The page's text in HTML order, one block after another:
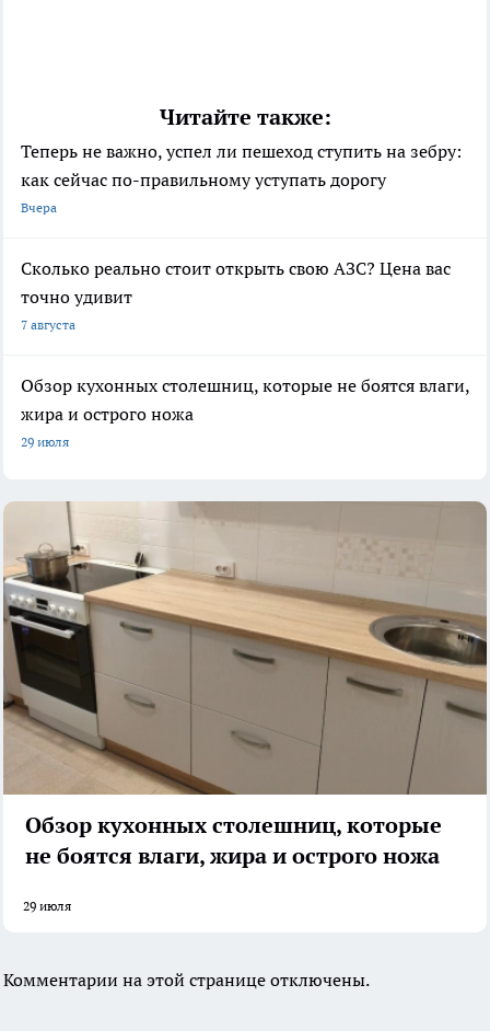
Читайте также:
Теперь не важно, успел ли пешеход ступить на зебру:
как сейчас по-правильному уступать дорогу
Вчера
Сколько реально стоит открыть свою АЗС? Цена вас
точно удивит
7 августа
Обзор кухонных столешниц, которые не боятся влаги,
жира и острого ножа
29 июля
Обзор кухонных столешниц, которые
не боятся влаги, жира и острого ножа
29 июля
Комментарии на этой странице отключены.